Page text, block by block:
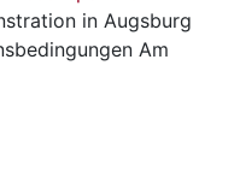
in Augsburg
Am